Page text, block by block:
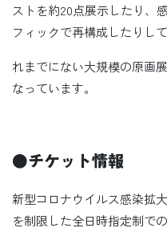
ストを約20点展示したり、
フィックで再構成したりし
れまでにない大規模の原画
なっています。
●チケット情報
新型コロナウイルス感染拡
を制限した全日時指定制で